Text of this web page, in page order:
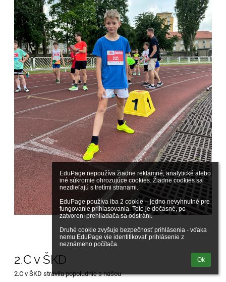
EduPage nepoužíva žiadne reklamné, analytické alebo
iné súkromie ohrozujúce cookies. Žiadne cookies sa
nezdieľajú s tretími stranami.
EduPage používa iba 2 cookie – jedno nevyhnutné pre
fungovanie prihlasovania. Toto je dočasné, po
zatvorení prehliadača sa odstráni.
Druhé cookie zvyšuje bezpečnosť prihlásenia - vďaka
nemu EduPage vie identifikovať prihlásenie z
neznámeho počítača.
Ok
2.C v ŠKD
2.C v ŠKD strávila popoludnie s našou